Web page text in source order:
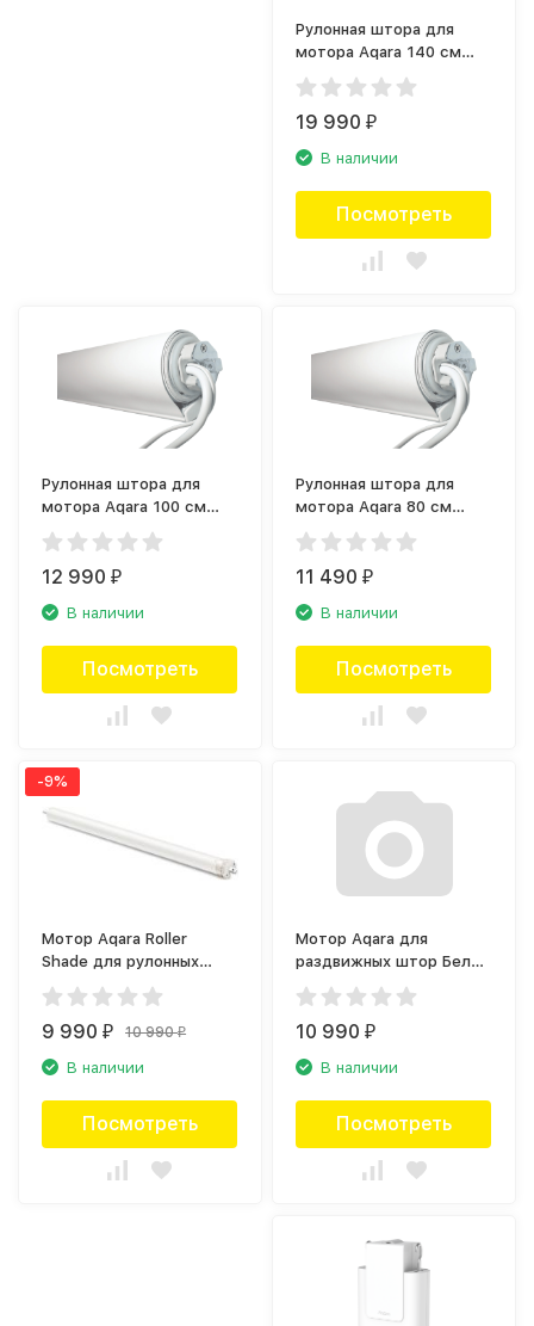
Рулонная штора для
мотора Aqara 140 см
Белый блэкаут
(РШ140Б00)
19 990₽
В наличии
Посмотреть
Рулонная штора для
мотора Aqara 100 см
Белый блэкаут
(РШ100Б00)
12 990₽
В наличии
Посмотреть
Рулонная штора для
мотора Aqara 80 см
Белый блэкаут
(РШ080Б00)
11 490₽
В наличии
Посмотреть
-9%
Мотор Aqara Roller
Shade для рулонных
штор Белый
(ZNGZDJ11LM)
9 990₽ 10 990₽
В наличии
Посмотреть
Мотор Aqara для
раздвижных штор Белый
(CD-M01D)
10 990₽
В наличии
Посмотреть